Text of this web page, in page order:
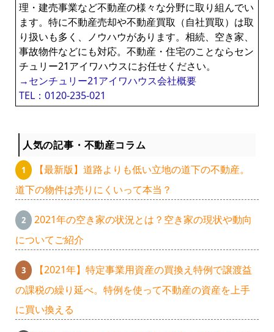
理・建売事業など不動産の様々な分野に取り組んでい
ます。特に不動産売却や不動産買取（自社買取）は取
り扱いも多く、ノウハウがあります。相続、空き家、
事故物件などにも対応。不動産・住宅のことならセン
チュリー21アイワハウスにお任せください。
→センチュリー21アイワハウス会社概要
TEL：0120-235-021
人気の記事・不動産コラム
【最新版】道路よりも低い立地の道下の不動産。
道下の物件は売りにくいって本当？
2021年の空き家の状況とは？空き家の現状や動向
についてご紹介
【2021年】特定事業用資産の買換え特例で譲渡益
の課税の繰り延べ。特例を使って不動産の資産を上手
に買い換える